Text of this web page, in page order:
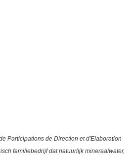
Participations de Direction et d'Elaboration
familiebedrijf dat natuurlijk mineraalwater,